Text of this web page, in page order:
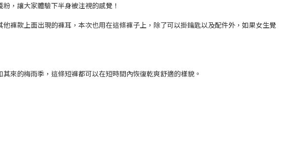
，讓大家體驗下半身被注視的感覺！
褲款上面出現的褲耳，本次也用在這條褲子上，除了可以掛鑰匙以及配件外，如果女生覺
來的梅雨季，這條短褲都可以在短時間內恢復乾爽舒適的樣貌。